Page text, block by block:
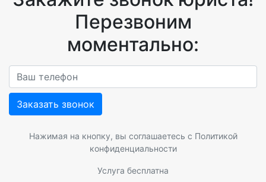
Перезвоним
моментально:
Заказать звонок
Нажимая на кнопку, вы соглашаетесь с Политикой
конфиденциальности
Услуга бесплатна